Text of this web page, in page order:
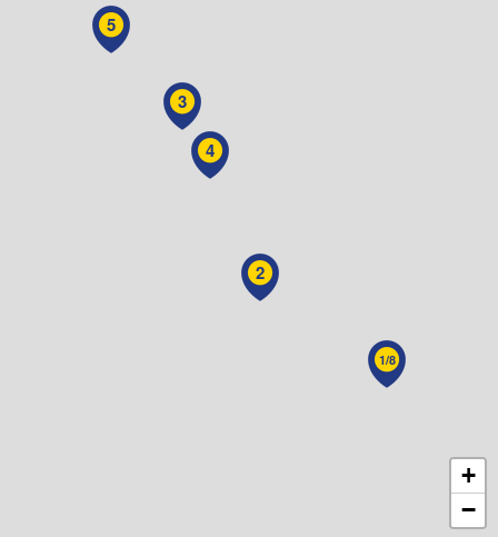
1/8
2
3
4
5
+
−